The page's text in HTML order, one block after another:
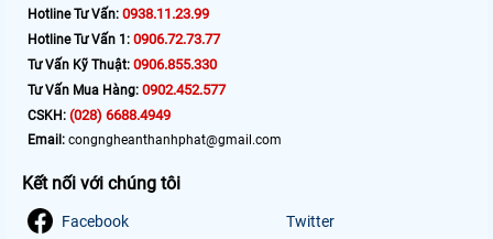
Hotline Tư Vấn: 0938.11.23.99
Hotline Tư Vấn 1: 0906.72.73.77
Tư Vấn Kỹ Thuật: 0906.855.330
Tư Vấn Mua Hàng: 0902.452.577
CSKH: (028) 6688.4949
Email: congngheanthanhphat@gmail.com
Kết nối với chúng tôi
Facebook Twitter